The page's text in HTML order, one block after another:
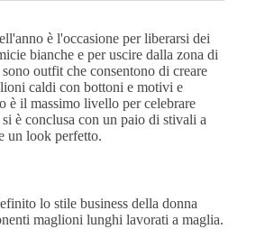
è l'occasione per liberarsi dei
bianche e per uscire dalla zona di
outfit che consentono di creare
caldi con bottoni e motivi e
è il massimo livello per celebrare
è conclusa con un paio di stivali a
un look perfetto.
lo stile business della donna
maglioni lunghi lavorati a maglia.